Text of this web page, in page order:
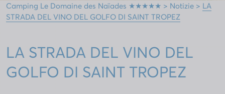
Camping Le Domaine des Naïades ★★★★★ > Notizie > LA
STRADA DEL VINO DEL GOLFO DI SAINT TROPEZ
LA STRADA DEL VINO DEL
GOLFO DI SAINT TROPEZ